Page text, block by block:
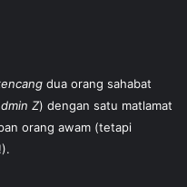
dua orang sahabat
Z) dengan satu matlamat
orang awam (tetapi